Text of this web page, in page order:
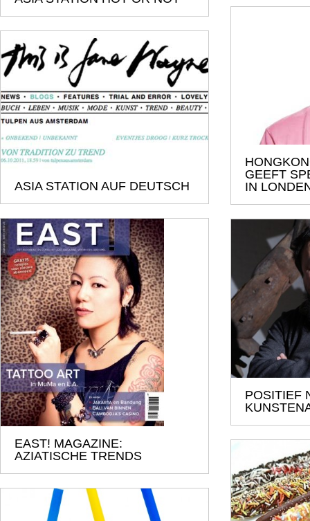
GEEFT
IN
ASIA STATION AUF DEUTSCH
EAST! MAGAZINE:
AZIATISCHE TRENDS
POSITIEF